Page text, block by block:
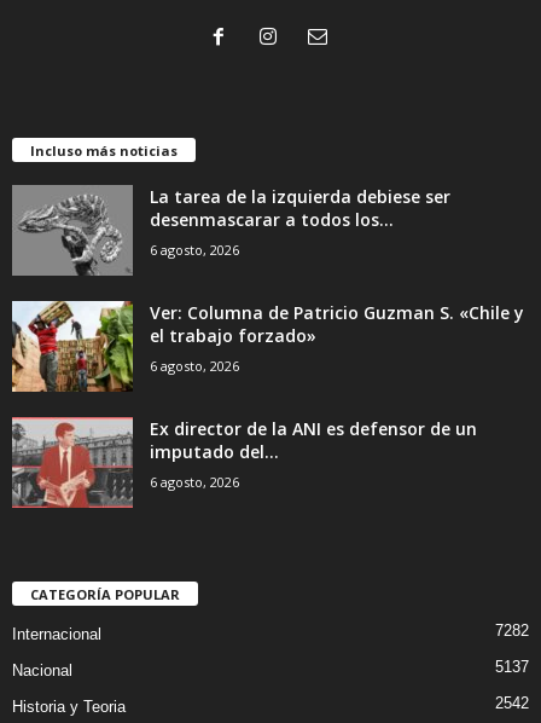
Incluso más noticias
La tarea de la izquierda debiese ser
desenmascarar a todos los...
6 agosto, 2026
Ver: Columna de Patricio Guzman S. «Chile y
el trabajo forzado»
6 agosto, 2026
Ex director de la ANI es defensor de un
imputado del...
6 agosto, 2026
CATEGORÍA POPULAR
Internacional 7282
Nacional 5137
Historia y Teoria 2542